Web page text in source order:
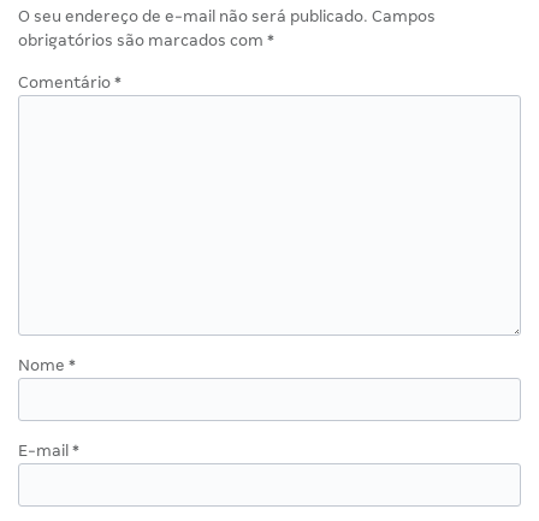
O seu endereço de e-mail não será publicado. Campos
obrigatórios são marcados com *
Comentário *
Nome *
E-mail *